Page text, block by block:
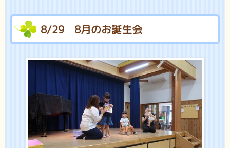
8/29 8月のお誕生会